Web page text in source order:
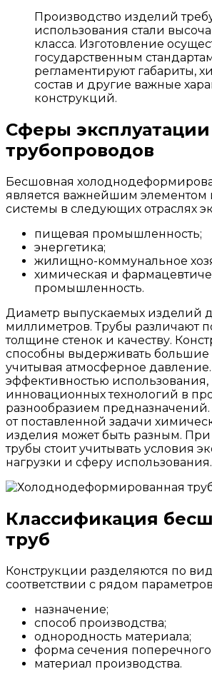
Производство изделий
использования стали
класса. Изготовление
государственным
регламентируют габариты,
состав и другие важные
конструкций.
Сферы эксплуатации
трубопроводов
Бесшовная
является важнейшим
системы в следующих отраслях
пищевая промышленность;
энергетика;
жилищно-коммунальное
химическая и
промышленность.
Диаметр выпускаемых изделий
миллиметров. Трубы различают
толщине стенок и качеству.
способны выдерживать большие
учитывая атмосферное
эффективностью
инновационных технологий в
разнообразием
от поставленной задачи
изделия может быть разным.
трубы стоит учитывать условия
нагрузки и сферу использования.
Классификация
труб
Конструкции разделяются по
соответствии с рядом
назначение;
способ производства;
однородность материала;
форма сечения поперечного
материал производства.